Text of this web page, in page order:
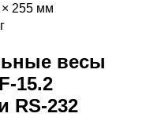
255 мм
весы
15.2
RS-232